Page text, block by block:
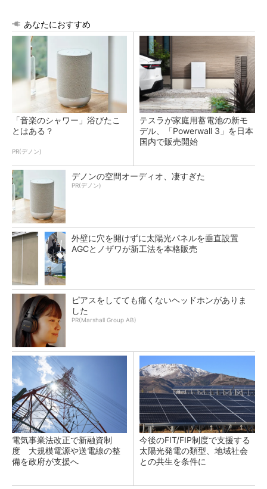
あなたにおすすめ
「音楽のシャワー」浴びたこ
とはある？
PR(デノン)
テスラが家庭用蓄電池の新モ
デル、「Powerwall 3」を日本
国内で販売開始
デノンの空間オーディオ、凄すぎた
PR(デノン)
外壁に穴を開けずに太陽光パネルを垂直設置
AGCとノザワが新工法を本格販売
ピアスをしてても痛くないヘッドホンがありま
した
PR(Marshall Group AB)
電気事業法改正で新融資制
度 大規模電源や送電線の整
備を政府が支援へ
今後のFIT/FIP制度で支援する
太陽光発電の類型、地域社会
との共生を条件に